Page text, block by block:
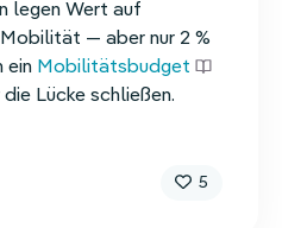
5
legen Wert auf
— aber nur 2 %
ein Mobilitätsbudget
Lücke schließen.